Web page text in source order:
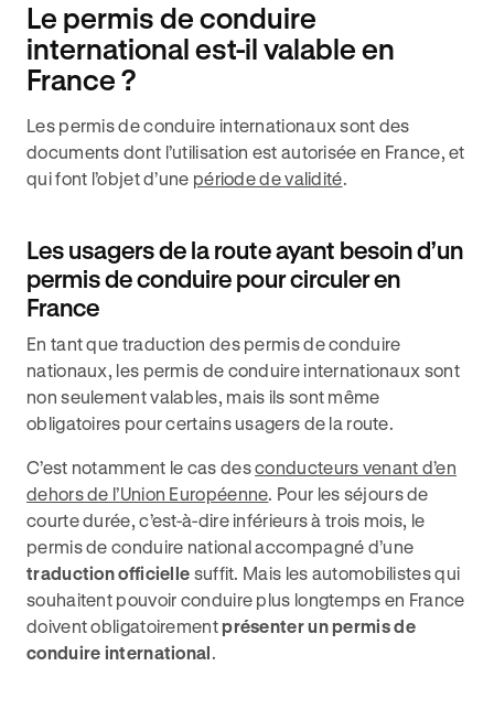
Le permis de conduire
international est-il valable en
France ?
Les permis de conduire internationaux sont des
documents dont l’utilisation est autorisée en France, et
qui font l’objet d’une période de validité.
Les usagers de la route ayant besoin d’un
permis de conduire pour circuler en
France
En tant que traduction des permis de conduire
nationaux, les permis de conduire internationaux sont
non seulement valables, mais ils sont même
obligatoires pour certains usagers de la route.
C’est notamment le cas desconducteurs venant d’en
dehors de l’Union Européenne. Pour les séjours de
courte durée, c’est-à-dire inférieurs à trois mois, le
permis de conduire national accompagné d’une
traduction officielle suffit. Mais les automobilistes qui
souhaitent pouvoir conduire plus longtemps en France
doivent obligatoirementprésenter un permis de
conduire international.